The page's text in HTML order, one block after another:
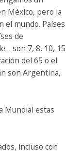
México, pero la
el mundo. Países
de
son 7, 8, 10, 15
del 65 o el
son Argentina,
Mundial estas
incluso con